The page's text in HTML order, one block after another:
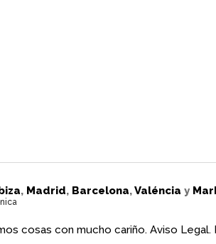
, Madrid, Barcelona,Valéncia y
cosas con mucho cariño. Aviso Legal.